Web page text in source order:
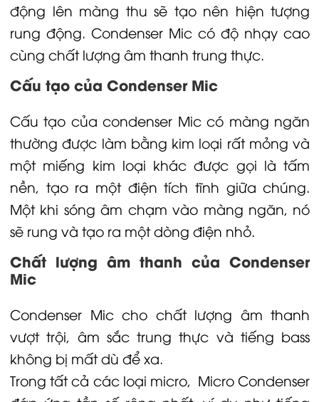
động lên màng thu sẽ tạo nên hiện tượng
rung động. Condenser Mic có độ nhạy cao
cùng chất lượng âm thanh trung thực.
Cấu tạo của Condenser Mic
Cấu tạo của condenser Mic có màng ngăn
thường được làm bằng kim loại rất mỏng và
một miếng kim loại khác được gọi là tấm
nền, tạo ra một điện tích tĩnh giữa chúng.
Một khi sóng âm chạm vào màng ngăn, nó
sẽ rung và tạo ra một dòng điện nhỏ.
Chất lượng âm thanh của Condenser
Mic
Condenser Mic cho chất lượng âm thanh
vượt trội, âm sắc trung thực và tiếng bass
không bị mất dù để xa.
Trong tất cả các loại micro, Micro Condenser